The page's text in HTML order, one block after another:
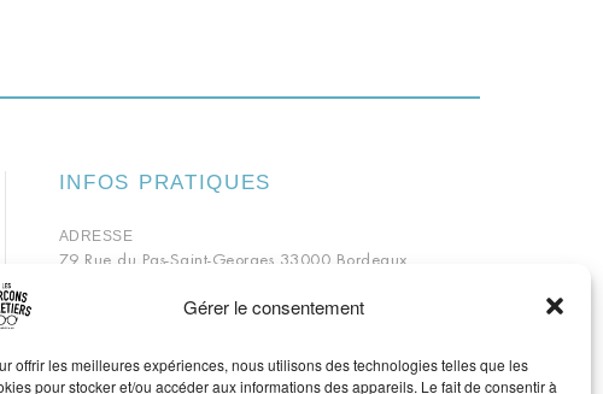
Gérer le consentement
offrir les meilleures expériences, nous utilisons des technologies telles que les
pour stocker et/ou accéder aux informations des appareils. Le fait de consentir à
INFOS PRATIQUES
ADRESSE
79 Rue du Pas-Saint-Georges 33000 Bordeaux
– 19h30Sans interruption